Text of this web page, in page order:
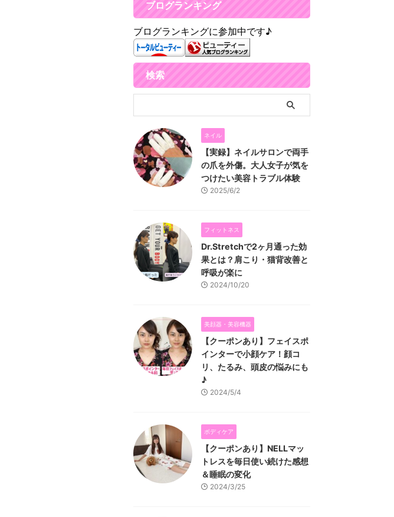
ブログランキング
ブログランキングに参加中です♪
検索
ネイル
【実録】ネイルサロンで両手
の爪を外傷。大人女子が気を
つけたい美容トラブル体験
2025/6/2
フィットネス
Dr.Stretchで2ヶ月通った効
果とは？肩こり・猫背改善と
呼吸が楽に
2024/10/20
美顔器・美容機器
【クーポンあり】フェイスポ
インターで小顔ケア！顔コ
リ、たるみ、頭皮の悩みにも
♪
2024/5/4
ボディケア
【クーポンあり】NELLマッ
トレスを毎日使い続けた感想
＆睡眠の変化
2024/3/25